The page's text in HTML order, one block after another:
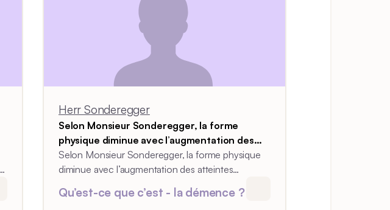
Herr Sonderegger
Selon Monsieur Sonderegger, la forme
physique diminue avec l’augmentation des
atteintes psychiques.
Selon Monsieur Sonderegger, la forme physique
diminue avec l’augmentation des atteintes
mais aujourd’hui, elle n’est plus en mesure de
Qu’est-ce que c’est - la démence ?